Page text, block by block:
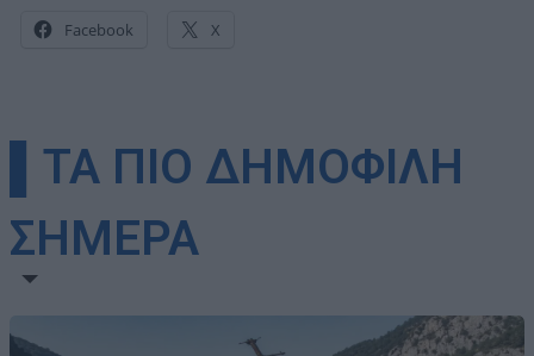
Facebook X
▌ΤΑ ΠΙΟ ΔΗΜΟΦΙΛΗ
ΣΗΜΕΡΑ